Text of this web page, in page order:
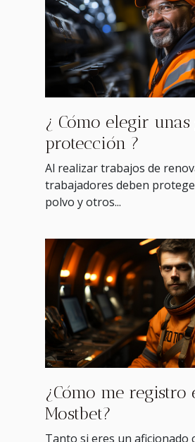
¿ Cómo elegir unas
protección ?
Al realizar trabajos de
trabajadores deben
polvo y otros...
¿Cómo me registro
Mostbet?
Tanto si eres un aficionado